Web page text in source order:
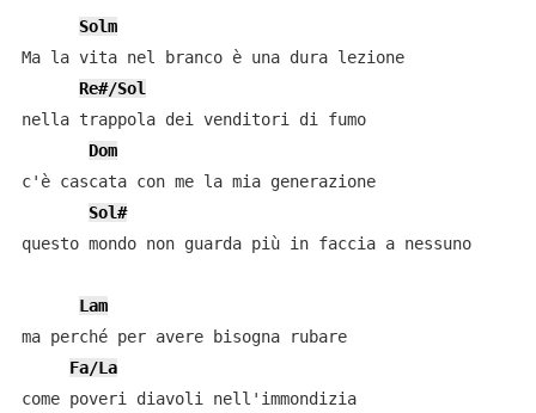
Solm
Ma la vita nel branco è una dura lezione
Re#/Sol
nella trappola dei venditori di fumo
Dom
c'è cascata con me la mia generazione
Sol#
questo mondo non guarda più in faccia a nessuno
Lam
ma perché per avere bisogna rubare
Fa/La
come poveri diavoli nell'immondizia